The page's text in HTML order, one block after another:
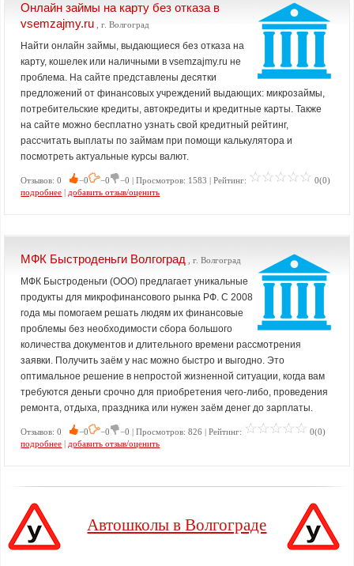
Онлайн займы на карту без отказа в
vsemzajmy.ru , г. Волгоград
Найти онлайн займы, выдающиеся без отказа на
карту, кошелек или наличными в vsemzajmy.ru не
проблема. На сайте представлены десятки
предложений от финансовых учреждений выдающих: микрозаймы,
потребительские кредиты, автокредиты и кредитные карты. Также
на сайте можно бесплатно узнать свой кредитный рейтинг,
рассчитать выплаты по займам при помощи калькулятора и
посмотреть актуальные курсы валют.
Отзывов: 0 −0 −0 −0 | Просмотров: 1583 | Рейтинг:
0(0)
подробнее | добавить отзыв/оценить
МФК Быстроденьги Волгоград , г. Волгоград
МФК Быстроденьги (ООО) предлагает уникальные
продукты для микрофинансового рынка РФ. С 2008
года мы помогаем решать людям их финансовые
проблемы без необходимости сбора большого
количества документов и длительного времени рассмотрения
заявки. Получить заём у нас можно быстро и выгодно. Это
оптимальное решение в непростой жизненной ситуации, когда вам
требуются деньги срочно для приобретения чего-либо, проведения
ремонта, отдыха, праздника или нужен заём денег до зарплаты.
Отзывов: 0 −0 −0 −0 | Просмотров: 826 | Рейтинг:
0(0)
подробнее | добавить отзыв/оценить
Автошколы в Волгограде